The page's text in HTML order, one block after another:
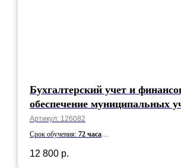
Бухгалтерский учет и
обеспечение муниципальных
Артикул: 126082
Срок обучения: 72 часа
12 800 р.